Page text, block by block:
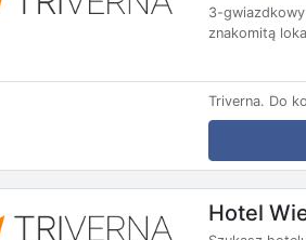
3-
znakomitą
Triverna. Do
Hotel